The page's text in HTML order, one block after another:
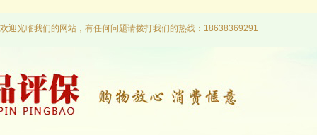
欢迎光临我们的网站，有任何问题请拨打我们的热线：18638369291